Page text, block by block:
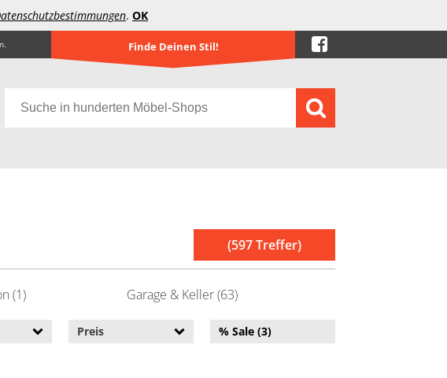
. OK
Finde Deinen Stil!
(597 Treffer)
(1) Garage & Keller (63)
Preis % Sale (3)